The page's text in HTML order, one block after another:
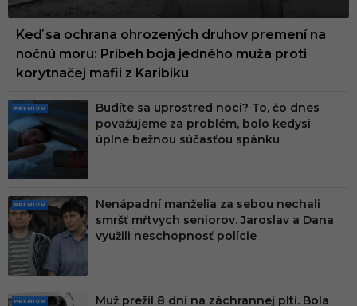
Keď sa ochrana ohrozených druhov premení na
nočnú moru: Príbeh boja jedného muža proti
korytnačej mafii z Karibiku
PRE
MIU
M
Budíte sa uprostred noci? To, čo dnes
považujeme za problém, bolo kedysi
úplne bežnou súčasťou spánku
PRE
MIU
M
Nenápadní manželia za sebou nechali
smršť mŕtvych seniorov. Jaroslav a Dana
využili neschopnosť polície
Muž prežil 8 dní na záchrannej plti. Bola